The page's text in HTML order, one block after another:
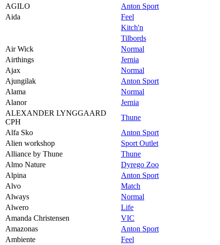
AGILO
Anton Sport
Aida
Feel
Kitch'n
Tilbords
Air Wick
Normal
Airthings
Jernia
Ajax
Normal
Ajungilak
Anton Sport
Alama
Normal
Alanor
Jernia
ALEXANDER LYNGGAARD
CPH
Thune
Alfa Sko
Anton Sport
Alien workshop
Sport Outlet
Alliance by Thune
Thune
Almo Nature
Dyrego Zoo
Alpina
Anton Sport
Alvo
Match
Always
Normal
Alwero
Life
Amanda Christensen
VIC
Amazonas
Anton Sport
Ambiente
Feel